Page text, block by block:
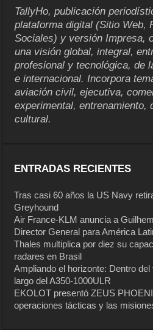
TallyHo, publicación
plataforma digital (Sitio Web,
Sociales) y versión Impresa,
una visión global, integral,
profesional y tecnológica, de
e internacional. Incorpora
aviación civil, ejecutiva,
experimental, entrenamiento,
cultural.
ENTRADAS RECIENTES
Tras casi 60 años la US Navy
Greyhound
Air France-KLM anuncia a
Director General para América
Thales multiplica por diez su
radares en Brasil
Ampliando el horizonte: Dentro
largo del A350-1000ULR
EKOLOT presentó ZEUS
operaciones tácticas y las